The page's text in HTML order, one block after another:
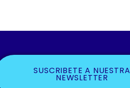
SUSCRIBETE A NUESTRA
NEWSLETTER